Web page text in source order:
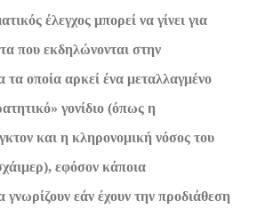
έλεγχος μπορεί να γίνει για
που εκδηλώνονται στην
τα οποία αρκεί ένα μεταλλαγμένο
γονίδιο (όπως η
και η κληρονομική νόσος του
εφόσον κάποια
γνωρίζουν εάν έχουν την προδιάθεση